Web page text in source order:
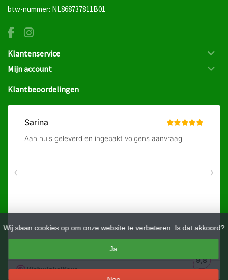
Wij slaan cookies op om onze website te verbeteren. Is dat akkoord?
Ja
btw-nummer: NL868737811B01
Klantenservice
Mijn account
Klantbeoordelingen